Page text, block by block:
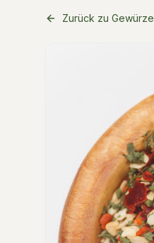
Zurück zu Gewürze